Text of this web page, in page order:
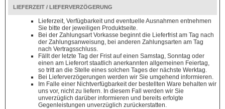
LIEFERZEIT / LIEFERVERZÖGERUNG
Lieferzeit, Verfügbarkeit und eventuelle Ausnahmen entnehmen
Sie bitte der jeweiligen Produktseite.
Bei der Zahlungsart Vorkasse beginnt die Lieferfrist am Tag nach
der Zahlungsanweisung, bei anderen Zahlungsarten am Tag
nach Vertragsschluss.
Fällt der letzte Tag der Frist auf einen Samstag, Sonntag oder
einen am Lieferort staatlich anerkannten allgemeinen Feiertag,
so tritt an die Stelle eines solchen Tages der nächste Werktag.
Bei Lieferverzögerungen werden wir Sie umgehend informieren.
Im Falle einer Nichtverfügbarkeit der bestellten Ware behalten wir
uns vor, nicht zu liefern. In diesem Fall werden wir Sie
unverzüglich darüber informieren und bereits erfolgte
Gegenleistungen unverzüglich zurückerstatten.